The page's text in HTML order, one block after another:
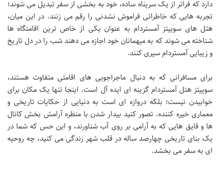
دارد که فراتر از یک سرپناه ساده، خود به بخشی از سفر تبدیل می شوند؛
تجربه هایی که خاطراتی فراموش نشدنی را رقم می زنند. در این میان،
هتل های سوییتز آمستردام به عنوان یکی از خاص ترین اقامتگاه ها
شناخته می شوند که به میهمانان خود اجازه می دهند شب را در دل تاریخ
و زیبایی آمستردام سپری کنند.
برای مسافرانی که به دنبال ماجراجویی های اقامتی متفاوت هستند،
سوییتز هتل آمستردام گزینه ای ایده آل است. اینجا تنها یک مکان برای
خوابیدن نیست؛ بلکه دروازه ای است به دنیایی از حکایات تاریخی و
معماری خیره کننده. تصور کنید بیدار شدن با منظره آرامش بخش کانال
ها و قایق هایی که به آرامی بر روی آب شناورند، و این حس که شما در
یک بنای تاریخی چهارصد ساله در قلب شهر زندگی می کنید، چه روحیه
ای به سفر می بخشد.